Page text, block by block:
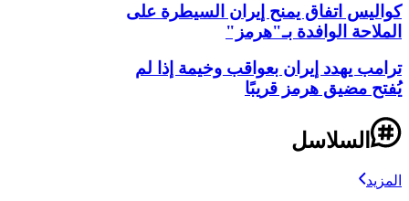
كواليس اتفاق يمنح إيران السيطرة على
الملاحة الوافدة بـ"هرمز"
ترامب يهدد إيران بعواقب وخيمة إذا لم
يُفتح مضيق هرمز قريبًا
السلاسل
المزيد